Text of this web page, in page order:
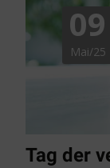
09
Mai/25
Tag der